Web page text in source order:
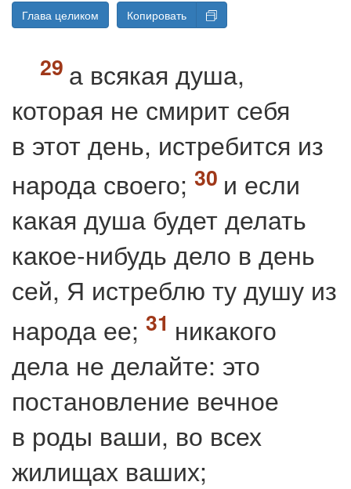
Глава целиком Копировать
а всякая душа,
которая не смирит себя
в этот день, истребится из
народа своего;
и если
какая душа будет делать
какое‐нибудь дело в день
сей, Я истреблю ту душу из
народа ее;
никакого
дела не делайте: это
постановление вечное
в роды ваши, во всех
жилищах ваших;